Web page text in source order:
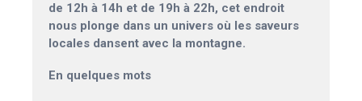
de 12h à 14h et de 19h à 22h, cet endroit
nous plonge dans un univers où les saveurs
locales dansent avec la montagne.
En quelques mots